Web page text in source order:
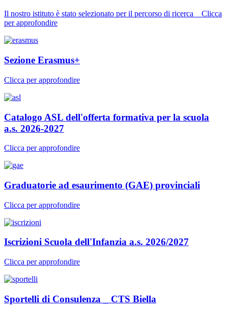
Il nostro istituto è stato selezionato per il percorso di ricerca _ Clicca
per approfondire
Sezione Erasmus+
Clicca per approfondire
Catalogo ASL dell'offerta formativa per la scuola
a.s. 2026-2027
Clicca per approfondire
Graduatorie ad esaurimento (GAE) provinciali
Clicca per approfondire
Iscrizioni Scuola dell'Infanzia a.s. 2026/2027
Clicca per approfondire
Sportelli di Consulenza _ CTS Biella